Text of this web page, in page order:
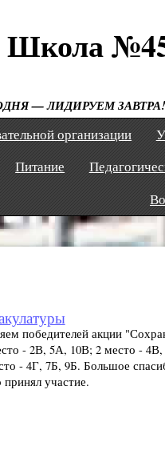
— ЛИДИРУЕМ ЗАВТРА!
организации
Питание
победителей акции
- 2В, 5А, 10В; 2 место -
- 4Г, 7Б, 9Б. Большое
участие.